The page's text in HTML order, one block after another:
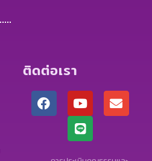
ติดต่อเรา
F
a
c
Y
o
u
t
u
E
n
v
L
i
n
e